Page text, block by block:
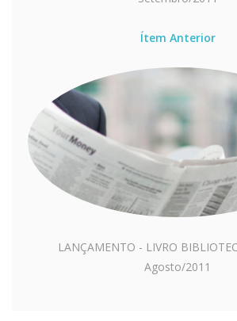
Ítem Anterior
LANÇAMENTO - LIVRO
Agosto/2011